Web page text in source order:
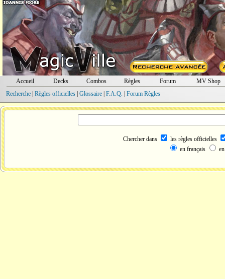
Accueil Decks Combos Règles Forum
MV Shop
Recherche| Règles officielles| Glossaire| F.A.Q. Forum Règles
Chercher dans
les règles officielles
en français